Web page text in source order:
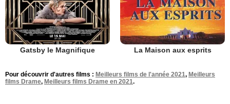
Gatsby le Magnifique La Maison aux esprits
Pour découvrir d'autres films : Meilleurs films de l'année 2021, Meilleurs
films Drame, Meilleurs films Drame en 2021.